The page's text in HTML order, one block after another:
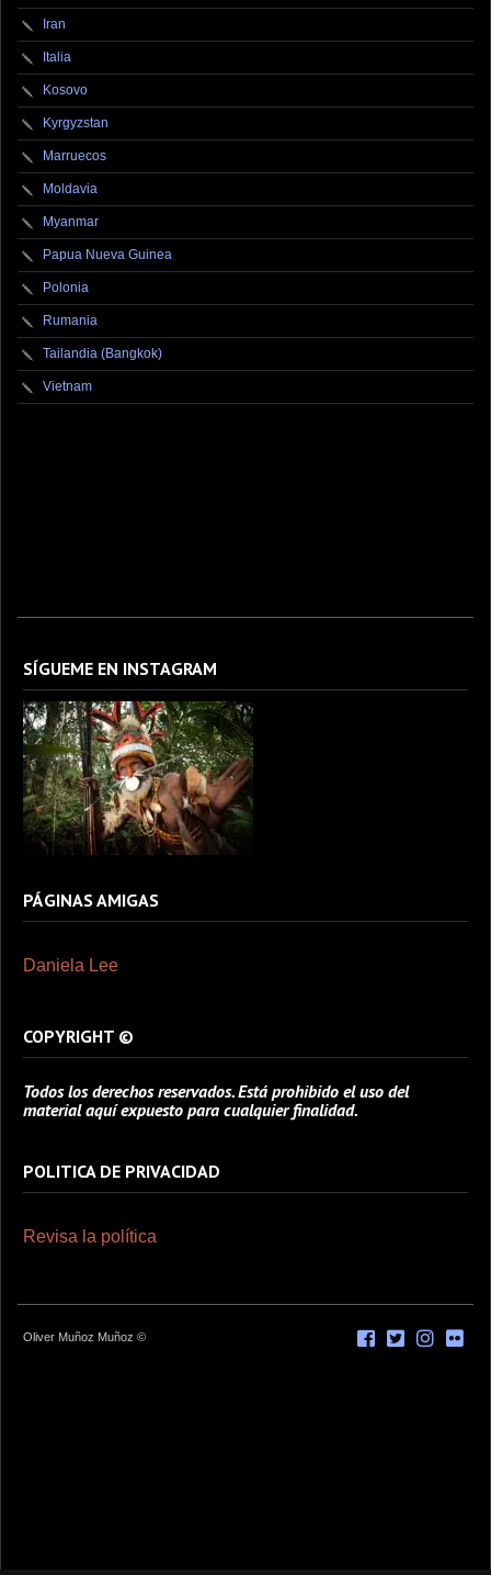
Iran
Italia
Kosovo
Kyrgyzstan
Marruecos
Moldavia
Myanmar
Papua Nueva Guinea
Polonia
Rumania
Tailandia (Bangkok)
Vietnam
SÍGUEME EN INSTAGRAM
PÁGINAS AMIGAS
Daniela Lee
COPYRIGHT ©
Todos los derechos reservados. Está prohibido el uso del
material aquí expuesto para cualquier finalidad.
POLITICA DE PRIVACIDAD
Revisa la política
Oliver Muñoz Muñoz ©